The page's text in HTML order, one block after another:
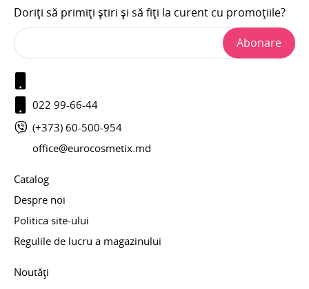
Doriți să primiți știri și să fiți la curent cu promoțiile?
Abonare
022 99-66-44
(+373) 60-500-954
office@eurocosmetix.md
Catalog
Despre noi
Politica site-ului
Regulile de lucru a magazinului
Noutăți